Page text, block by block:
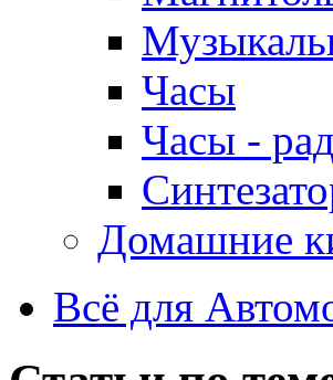
Часы
Часы -
Домашние
Всё для